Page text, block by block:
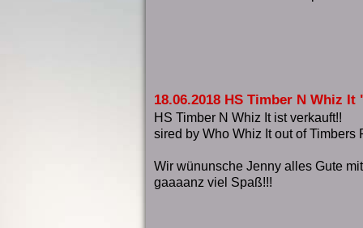
18.06.2018 HS Timber N Whiz
HS Timber N Whiz It ist verkauft!!
sired by Who Whiz It out of Timbers
Wir wünunsche Jenny alles Gute
gaaaanz viel Spaß!!!